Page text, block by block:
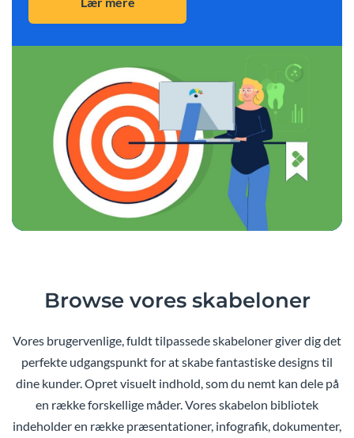
Browse vores skabeloner
Vores brugervenlige, fuldt tilpassede skabeloner giver dig det
perfekte udgangspunkt for at skabe fantastiske designs til
dine kunder. Opret visuelt indhold, som du nemt kan dele på
en række forskellige måder. Vores skabelon bibliotek
indeholder en række præsentationer, infografik, dokumenter,